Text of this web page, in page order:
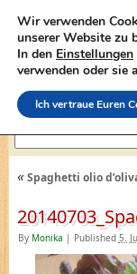
lasagne-
«Spaghetti olio
By Monika | Published 5.
Wir verwenden
unserer Website zu
In den Einstellungen
verwenden oder sie
Ich vertraue Euren